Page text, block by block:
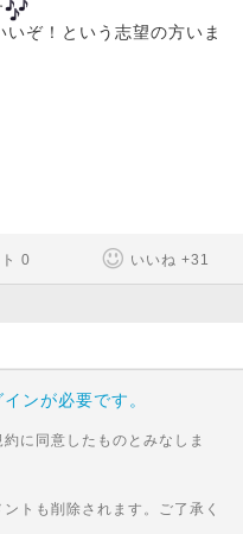
ぞ！という志望の方いま
0 いいね +31
ンが必要です。
に同意したものとみなしま
トも削除されます。ご了承く